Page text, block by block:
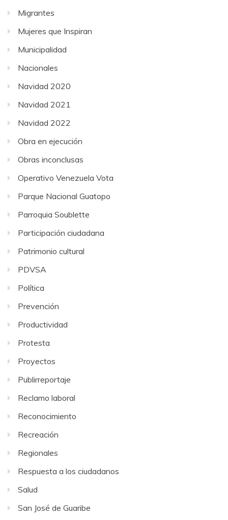
Migrantes
Mujeres que Inspiran
Municipalidad
Nacionales
Navidad 2020
Navidad 2021
Navidad 2022
Obra en ejecución
Obras inconclusas
Operativo Venezuela Vota
Parque Nacional Guatopo
Parroquia Soublette
Participación ciudadana
Patrimonio cultural
PDVSA
Política
Prevención
Productividad
Protesta
Proyectos
Publirreportaje
Reclamo laboral
Reconocimiento
Recreación
Regionales
Respuesta a los ciudadanos
Salud
San José de Guaribe